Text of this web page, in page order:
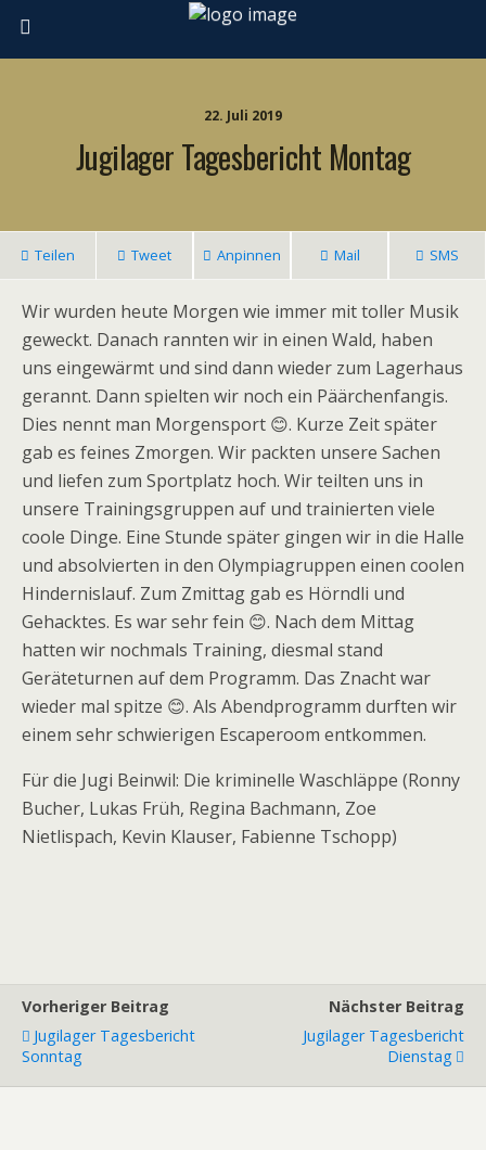
22. Juli 2019
Jugilager Tagesbericht Montag
Teilen Tweet Anpinnen Mail SMS
Wir wurden heute Morgen wie immer mit toller Musik
geweckt. Danach rannten wir in einen Wald, haben
uns eingewärmt und sind dann wieder zum Lagerhaus
gerannt. Dann spielten wir noch ein Päärchenfangis.
Dies nennt man Morgensport 😊. Kurze Zeit später
gab es feines Zmorgen. Wir packten unsere Sachen
und liefen zum Sportplatz hoch. Wir teilten uns in
unsere Trainingsgruppen auf und trainierten viele
coole Dinge. Eine Stunde später gingen wir in die Halle
und absolvierten in den Olympiagruppen einen coolen
Hindernislauf. Zum Zmittag gab es Hörndli und
Gehacktes. Es war sehr fein 😊. Nach dem Mittag
hatten wir nochmals Training, diesmal stand
Geräteturnen auf dem Programm. Das Znacht war
wieder mal spitze 😊. Als Abendprogramm durften wir
einem sehr schwierigen Escaperoom entkommen.
Für die Jugi Beinwil: Die kriminelle Waschläppe (Ronny
Bucher, Lukas Früh, Regina Bachmann, Zoe
Nietlispach, Kevin Klauser, Fabienne Tschopp)
Vorheriger Beitrag
Jugilager Tagesbericht
Sonntag
Nächster Beitrag
Jugilager Tagesbericht
Dienstag